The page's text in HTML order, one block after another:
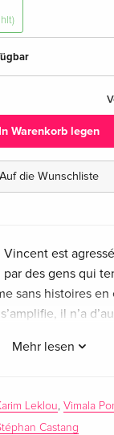
Blu-ray + DVD
In Warenkorb legen
Auf die Wunschliste
Mehr lesen
est
par des gens qui
sans histoires
il n’a
Leklou, Vimala
Castang